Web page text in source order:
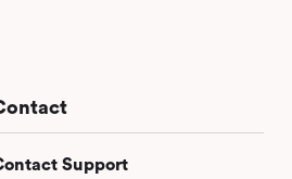
Support